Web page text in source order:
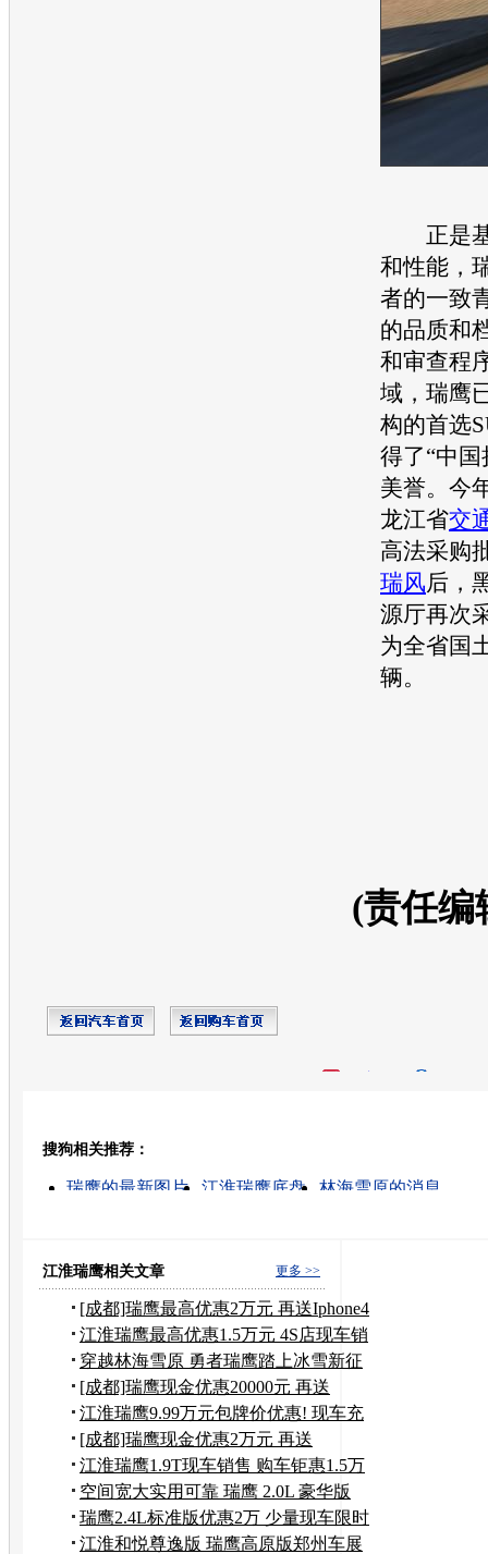
正是
和性能，
者的一致
的品质和
和审查程
域， 瑞鹰
构的首选
得了“中
美誉。今
龙江省交
高法采购
瑞风后，
源厅再次
为全省国
辆。
(责任编
搜狗相关推荐：
瑞鹰的最新图片 江淮瑞鹰底盘
林海雪原的消息
更多 >>
江淮瑞鹰相关文章
[成都]瑞鹰最高优惠2万元 再送Iphone4
江淮瑞鹰最高优惠1.5万元 4S店现车销
售
穿越林海雪原 勇者瑞鹰踏上冰雪新征
程
[成都]瑞鹰现金优惠20000元 再送
IPHONE4
江淮瑞鹰9.99万元包牌价优惠! 现车充
足
[成都]瑞鹰现金优惠2万元 再送
IPHONE4
江淮瑞鹰1.9T现车销售 购车钜惠1.5万
元
空间宽大实用可靠 瑞鹰 2.0L 豪华版
瑞鹰2.4L标准版优惠2万 少量现车限时
购
江淮和悦尊逸版 瑞鹰高原版郑州车展